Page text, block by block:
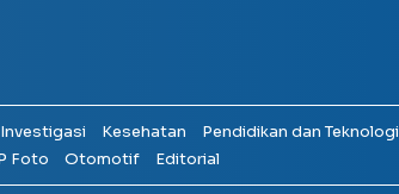
Investigasi Kesehatan
Pendidikan dan Teknologi
Foto Otomotif Editorial